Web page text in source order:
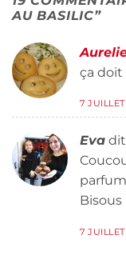
AU BASILIC”
ça doit
7
Eva
Bisous
7